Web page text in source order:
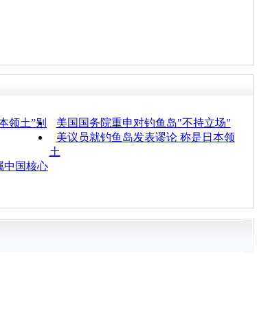
领土”别
美国国务院重申对钓鱼岛"不持立场"
美议员就钓鱼岛发表谬论 称是日本领
土
中国核心